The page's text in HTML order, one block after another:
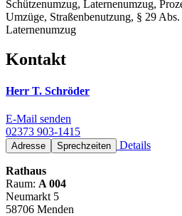
Schützenumzug, Laternenumzug,
Umzüge, Straßenbenutzung, § 29
Laternenumzug
Kontakt
Herr T. Schröder
E-Mail senden
02373 903-1415
Adresse Sprechzeiten Details
Rathaus
Raum: A 004
Neumarkt 5
58706 Menden